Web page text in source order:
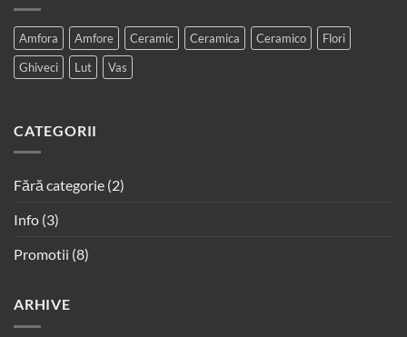
Amfora Amfore Ceramic Ceramica Ceramico
Flori
Ghiveci
Lut Vas
CATEGORII
Fără categorie (2)
Info (3)
Promotii (8)
ARHIVE